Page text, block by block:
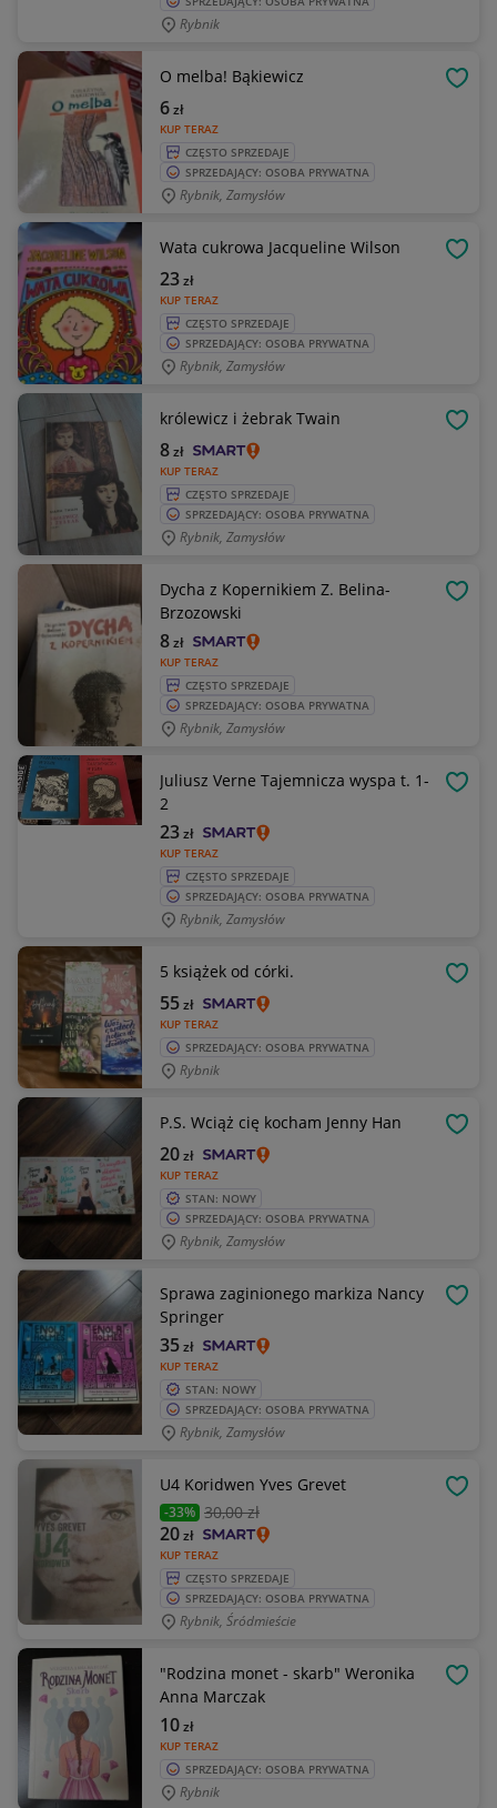
Rybnik
O melba! Bąkiewicz
KUP TERAZ
6zł
CZĘSTO SPRZEDAJE
SPRZEDAJĄCY: OSOBA PRYWATNA
Rybnik, Zamysłów
Wata cukrowa Jacqueline Wilson
KUP TERAZ
23zł
CZĘSTO SPRZEDAJE
SPRZEDAJĄCY: OSOBA PRYWATNA
Rybnik, Zamysłów
królewicz i żebrak Twain
KUP TERAZ
8zł
CZĘSTO SPRZEDAJE
SPRZEDAJĄCY: OSOBA PRYWATNA
Rybnik, Zamysłów
Dycha z Kopernikiem Z. Belina-
Brzozowski
KUP TERAZ
8zł
CZĘSTO SPRZEDAJE
SPRZEDAJĄCY: OSOBA PRYWATNA
Rybnik, Zamysłów
Juliusz Verne Tajemnicza wyspa t. 1-
2
KUP TERAZ
23zł
CZĘSTO SPRZEDAJE
SPRZEDAJĄCY: OSOBA PRYWATNA
Rybnik, Zamysłów
5 książek od córki.
KUP TERAZ
55zł
SPRZEDAJĄCY: OSOBA PRYWATNA
Rybnik
P.S. Wciąż cię kocham Jenny Han
KUP TERAZ
20zł
STAN: NOWY
SPRZEDAJĄCY: OSOBA PRYWATNA
Rybnik, Zamysłów
Sprawa zaginionego markiza Nancy
Springer
KUP TERAZ
35zł
STAN: NOWY
SPRZEDAJĄCY: OSOBA PRYWATNA
Rybnik, Zamysłów
U4 Koridwen Yves Grevet
-33% 30,00 zł
KUP TERAZ
20zł
CZĘSTO SPRZEDAJE
SPRZEDAJĄCY: OSOBA PRYWATNA
Rybnik, Śródmieście
"Rodzina monet - skarb" Weronika
Anna Marczak
KUP TERAZ
10zł
SPRZEDAJĄCY: OSOBA PRYWATNA
Rybnik